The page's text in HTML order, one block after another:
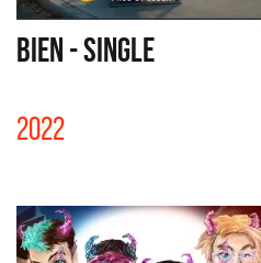
BIEN - SINGLE
2022